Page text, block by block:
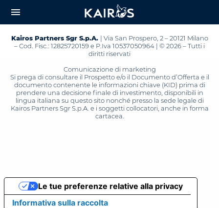
CONTENT
menu
Kairos Partners Sgr S.p.A. | Via San Prospero, 2 – 20121 Milano
– Cod. Fisc.: 12825720159 e P.Iva 10537050964 | © 2026 – Tutti i
diritti riservati
Comunicazione di marketing
Si prega di consultare il Prospetto e/o il Documento d’Offerta e il
documento contenente le informazioni chiave (KID) prima di
prendere una decisione finale di investimento, disponibili in
lingua italiana su questo sito nonché presso la sede legale di
Kairos Partners Sgr S.p.A. e i soggetti collocatori, anche in forma
cartacea.
Informativa sulla raccolta
Le tue preferenze relative alla privacy